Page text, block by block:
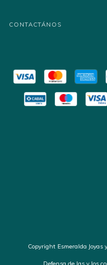
CONTACTÁNOS
Copyright Esmeralda Joyas
Defensa de las y los